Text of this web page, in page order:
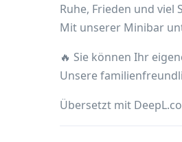
Ruhe, Frieden und
Mit unserer Minibar
🔥 Sie können Ihr
Unsere
Übersetzt mit